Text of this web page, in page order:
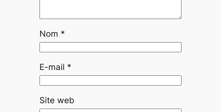
Nom *
E-mail *
Site web